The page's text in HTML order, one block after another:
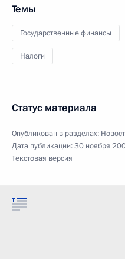
Темы
Государственные финансы
Налоги
Статус материала
Опубликован в разделах:
Дата публикации:30 ноября
Текстовая версия